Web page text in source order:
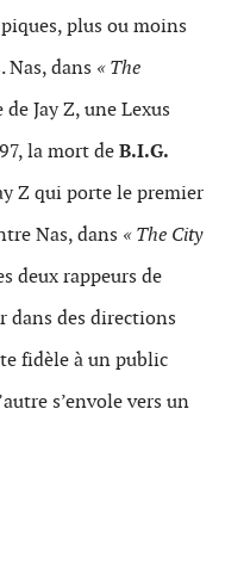
plus ou moins
Nas, dans « The
Jay Z, une Lexus
la mort deB.I.G.
Z qui porte le premier
Nas, dans « The City
deux rappeurs de
dans des directions
fidèle à un public
s’envole vers un